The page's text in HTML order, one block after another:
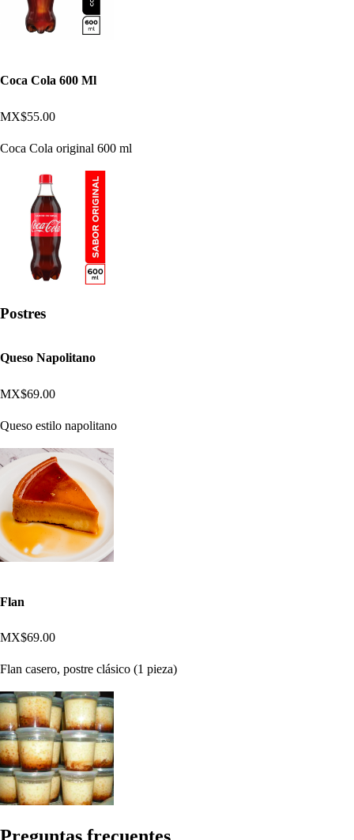
Coca Cola 600 Ml
MX$55.00
Coca Cola original 600 ml
Postres
Queso Napolitano
MX$69.00
Queso estilo napolitano
Flan
MX$69.00
Flan casero, postre clásico (1 pieza)